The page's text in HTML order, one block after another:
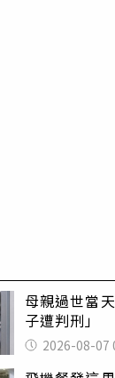
母親過世當
子遭判刑」
罪 2026-08-07